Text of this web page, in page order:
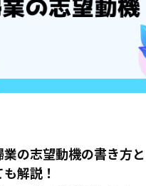
業の志望動機の書き方
解説！